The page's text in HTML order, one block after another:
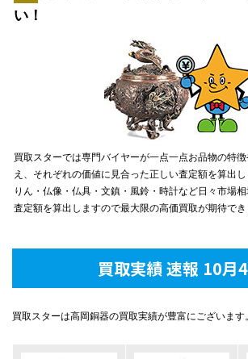
い！
買取スターでは専門バイヤーが一点一点お品物の特
え、それぞれの価値に見合った正しい査定額を算出
りん・仏像・仏具・文鎮・風鈴・時計など日々市場
査定額を算出しますので最大限の高価買取が期待でき
買取実績 速報 10月
買取スターは高岡銅器の買取実績が豊富にございます。